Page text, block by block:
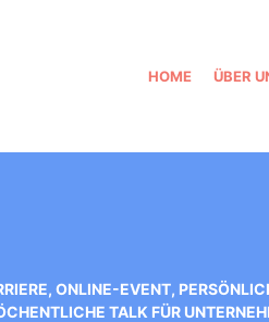
HOME ÜBER
, ONLINE-EVENT,
TALK FÜR